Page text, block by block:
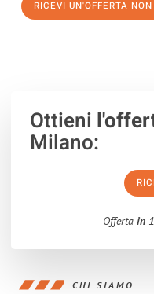
RICEVI UN'OFFERTA
Ottieni
Milano:
Offerta in
CHI SIAMO